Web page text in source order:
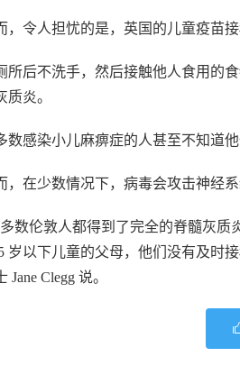
，令人担忧的是，英国的儿童疫苗
所后不洗手，然后接触他人食用的
质炎。
数感染小儿麻痹症的人甚至不知道
，在少数情况下，病毒会攻击神经
数伦敦人都得到了完全的脊髓灰质
岁以下儿童的父母，他们没有及时
Jane Clegg 说。